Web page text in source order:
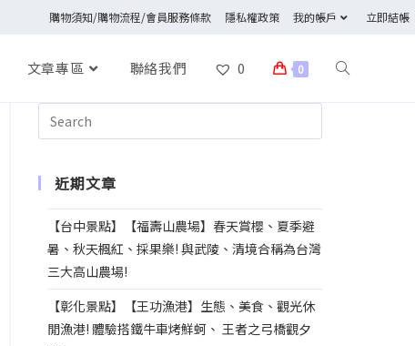
購物須知/購物流程/會員服務條款 隱私權政策 我的帳戶 立即結帳
文章專區 聯絡我們 0 0
近期文章
【台中景點】【福壽山農場】春天賞櫻、夏季避
暑、秋天楓紅、採果樂! 與武陵、清境合稱為台灣
三大高山農場!
【彰化景點】【王功漁港】生態、美食、觀光休
閒漁港! 體驗搭鐵牛車烤鮮蚵、 王者之弓橋觀夕